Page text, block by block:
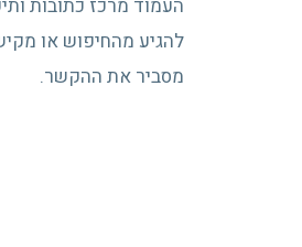
להגיע מהחיפוש או
מסביר את ההקשר.